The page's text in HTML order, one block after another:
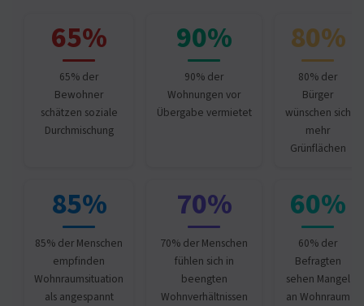
65%
65% der
Bewohner
schätzen soziale
Durchmischung
90%
90% der
Wohnungen vor
Übergabe vermietet
80%
80% der
Bürger
wünschen sich
mehr
Grünflächen
85%
85% der Menschen
empfinden
Wohnraumsituation
als angespannt
70%
70% der Menschen
fühlen sich in
beengten
Wohnverhältnissen
60%
60% der
Befragten
sehen Mangel
an Wohnraum